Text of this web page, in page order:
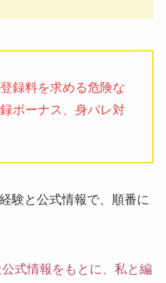
登録料を求める危険な
ボーナス、身バレ対
験と公式情報で、順番に
式情報をもとに、私と編